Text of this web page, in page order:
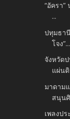
“อัครา
...
ปทุมธา
โจง”...
จังหวัด
แผ่นดิ
มาดาม
สนุน
เพลงป